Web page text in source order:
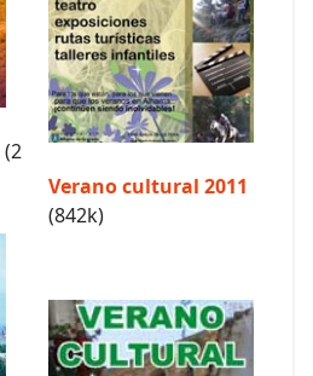
(2
Verano cultural 2011
(842k)